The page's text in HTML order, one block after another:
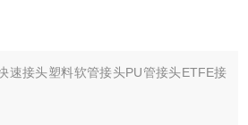
速接头塑料软管接头PU管接头ETFE接